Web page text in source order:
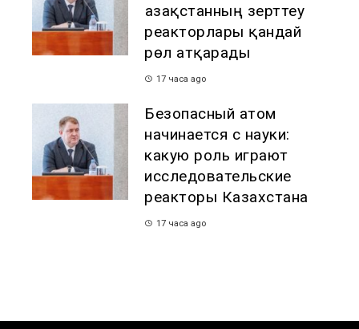
Қазақстанның зерттеу
реакторлары қандай
рөл атқарады
17 часа ago
Безопасный атом
начинается с науки:
какую роль играют
исследовательские
реакторы Казахстана
17 часа ago